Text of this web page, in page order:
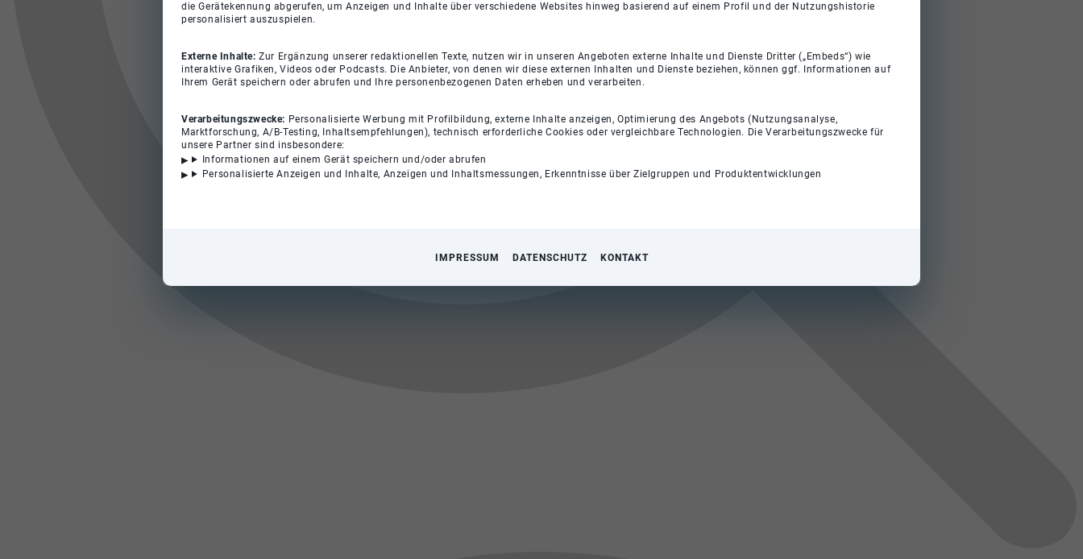
die Gerätekennung abgerufen, um Anzeigen und Inhalte über verschiedene Websites hinweg basierend auf einem Profil und der Nutzungshistorie
personalisiert auszuspielen.
Externe Inhalte:Zur Ergänzung unserer redaktionellen Texte, nutzen wir in unseren Angeboten externe Inhalte und Dienste Dritter („Embeds“) wie
interaktive Grafiken, Videos oder Podcasts. Die Anbieter, von denen wir diese externen Inhalten und Dienste beziehen, können ggf. Informationen auf
Ihrem Gerät speichern oder abrufen und Ihre personenbezogenen Daten erheben und verarbeiten.
Verarbeitungszwecke: Personalisierte Werbung mit Profilbildung, externe Inhalte anzeigen, Optimierung des Angebots (Nutzungsanalyse,
Marktforschung, A/B-Testing, Inhaltsempfehlungen), technisch erforderliche Cookies oder vergleichbare Technologien. Die Verarbeitungszwecke für
unsere Partner sind insbesondere:
Informationen auf einem Gerät speichern und/oder abrufen
Personalisierte Anzeigen und Inhalte, Anzeigen und Inhaltsmessungen, Erkenntnisse über Zielgruppen und Produktentwicklungen
IMPRESSUM DATENSCHUTZ KONTAKT